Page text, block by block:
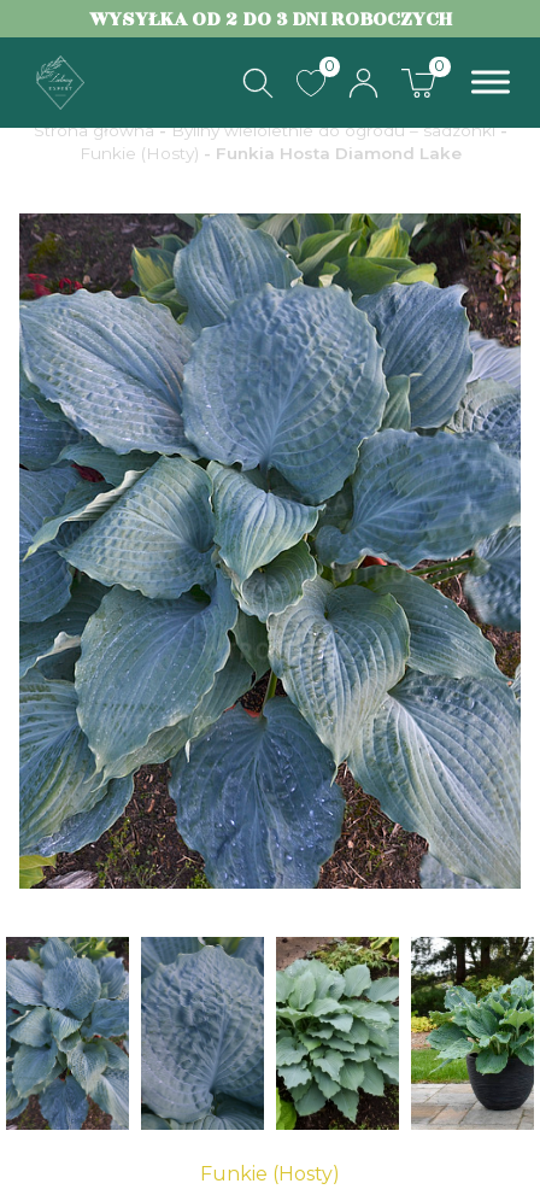
WYSYŁKA OD 2 DO 3 DNI ROBOCZYCH
0 0
Strona główna-Byliny wieloletnie do ogrodu – sadzonki-
Funkie (Hosty) - Funkia Hosta Diamond Lake
Funkie (Hosty)